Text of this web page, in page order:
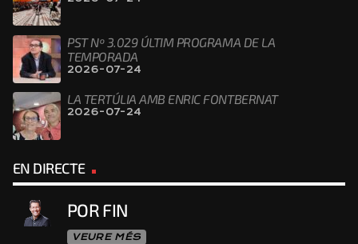
PST Nº 3.029 ÚLTIM PROGRAMA DE LA
TEMPORADA
2026-07-24
LA TERTÚLIA AMB ENRIC FONTBERNAT
2026-07-24
EN DIRECTE
POR FIN
VEURE MÉS